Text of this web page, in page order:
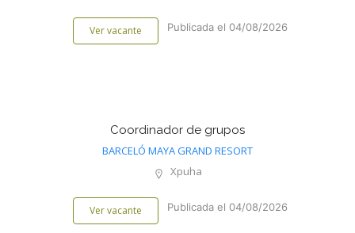
Ver vacante Publicada el 04/08/2026
Coordinador de grupos
BARCELÓ MAYA GRAND RESORT
Xpuha
Ver vacante Publicada el 04/08/2026